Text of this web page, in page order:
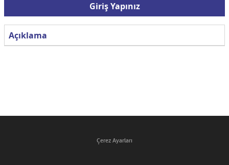
Giriş Yapınız
Açıklama
Çerez Ayarları